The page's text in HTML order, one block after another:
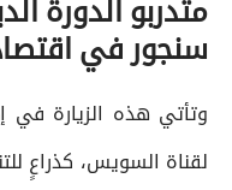
متدربو الدورة
سنجور في
وتأتي هذه الزيارة في
لقناة السويس، كذراعٍ